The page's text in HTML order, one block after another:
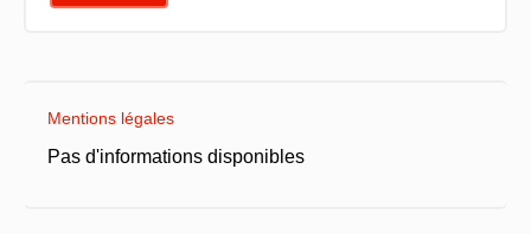
Mentions légales
Pas d'informations disponibles